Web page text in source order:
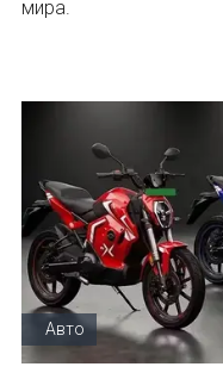
мира.
Авто